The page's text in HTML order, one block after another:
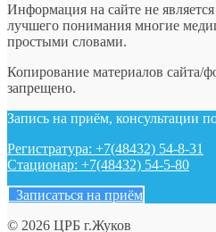
Информация на сайте не
лучшего понимания многие
простыми словами.
Копирование материалов сайта/
запрещено.
Запись на приём, консультации
Регистратура: +7(48432) 54-8-31
Стационар: +7(48432) 54-5-80
Записаться на приём
© 2026 ЦРБ г.Жуков